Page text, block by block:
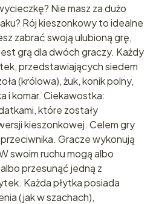
Nie masz za dużo
Rój kieszonkowy to idealne
zabrać swoją ulubioną grę,
grą dla dwóch graczy. Każdy
przedstawiających siedem
(królowa), żuk, konik polny,
i komar. Ciekawostka:
które zostały
kieszonkowej. Celem gry
Gracze wykonują
swoim ruchu mogą albo
przesunąć jedną z
Każda płytka posiada
(jak w szachach),